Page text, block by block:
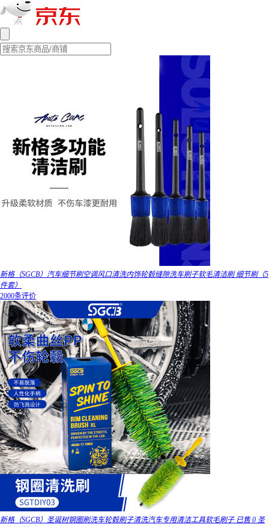
新格（SGCB）汽车细节刷空调风口清洗内饰轮毂缝隙洗车刷子软毛清洁刷 细节刷（5
件套）
2000条评价
新格（SGCB）圣诞树钢圈刷洗车轮毂刷子清洗汽车专用清洁工具软毛刷子 已售 0 圣